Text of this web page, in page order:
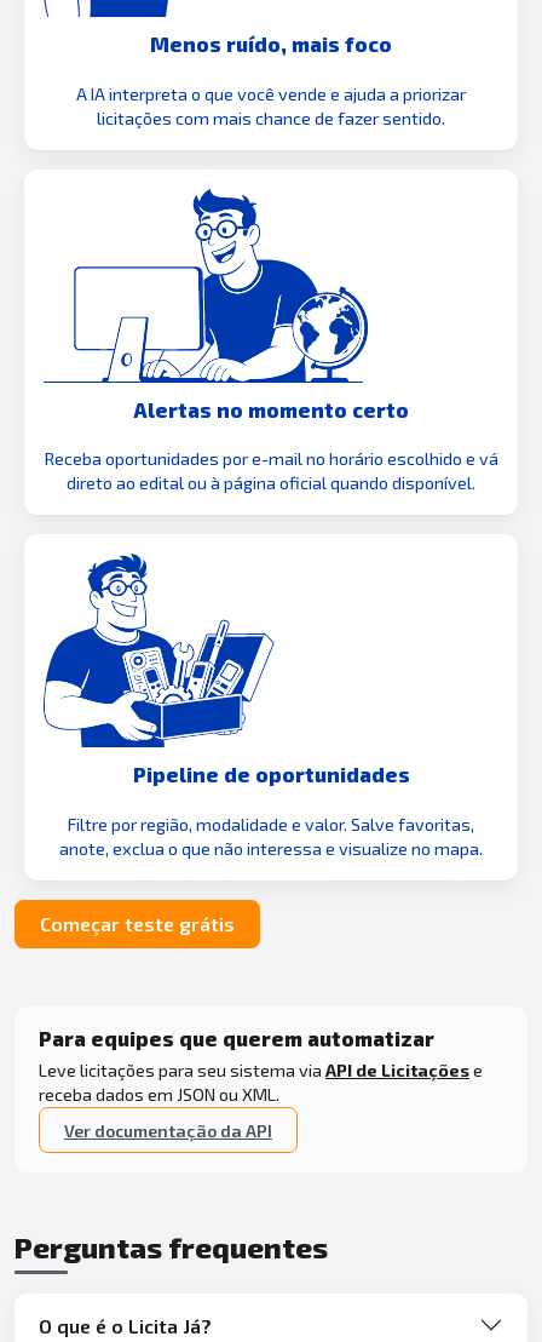
Menos ruído, mais foco
A IA interpreta o que você vende e ajuda a priorizar
licitações com mais chance de fazer sentido.
Alertas no momento certo
Receba oportunidades por e-mail no horário escolhido e vá
direto ao edital ou à página oficial quando disponível.
Pipeline de oportunidades
Filtre por região, modalidade e valor. Salve favoritas,
anote, exclua o que não interessa e visualize no mapa.
Começar teste grátis
Para equipes que querem automatizar
Leve licitações para seu sistema via API de Licitaçõese
receba dados em JSON ou XML.
Ver documentação da API
Perguntas frequentes
O que é o Licita Já?